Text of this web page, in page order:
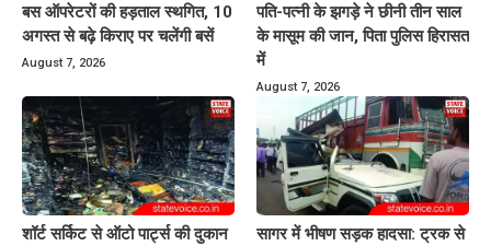
बस ऑपरेटरों की हड़ताल स्थगित, 10
अगस्त से बढ़े किराए पर चलेंगी बसें
August 7, 2026
पति-पत्नी के झगड़े ने छीनी तीन साल
के मासूम की जान, पिता पुलिस हिरासत
में
August 7, 2026
शॉर्ट सर्किट से ऑटो पार्ट्स की दुकान
सागर में भीषण सड़क हादसा: ट्रक से